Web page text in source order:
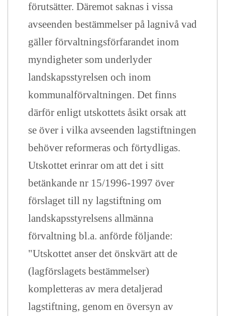
förutsätter. Däremot saknas i vissa
avseenden bestämmelser på lagnivå vad
gäller förvaltningsförfarandet inom
myndigheter som underlyder
landskapsstyrelsen och inom
kommunalförvaltningen. Det finns
därför enligt utskottets åsikt orsak att
se över i vilka avseenden lagstiftningen
behöver reformeras och förtydligas.
Utskottet erinrar om att det i sitt
betänkande nr 15/1996-1997 över
förslaget till ny lagstiftning om
landskapsstyrelsens allmänna
förvaltning bl.a. anförde följande:
"Utskottet anser det önskvärt att de
(lagförslagets bestämmelser)
kompletteras av mera detaljerad
lagstiftning, genom en översyn av